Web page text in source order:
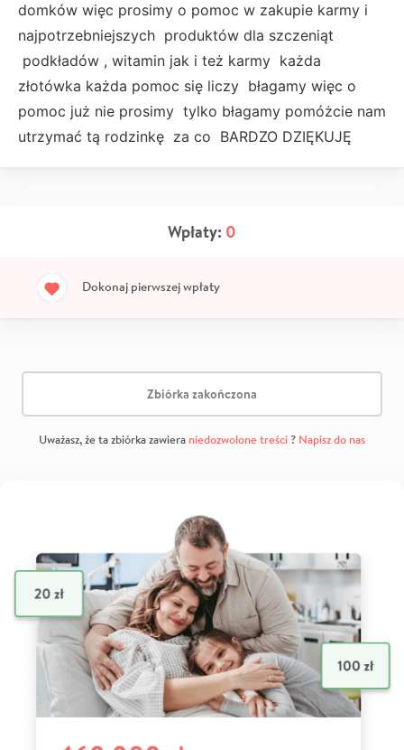
domków więc prosimy o pomoc w zakupie karmy i
najpotrzebniejszych produktów dla szczeniąt
podkładów , witamin jak i też karmy każda
złotówka każda pomoc się liczy błagamy więc o
pomoc już nie prosimy tylko błagamy pomóżcie nam
utrzymać tą rodzinkę za co BARDZO DZIĘKUJĘ
Wpłaty: 0
Dokonaj pierwszej wpłaty
Zbiórka zakończona
Uważasz, że ta zbiórka zawiera niedozwolone treści? Napisz do nas